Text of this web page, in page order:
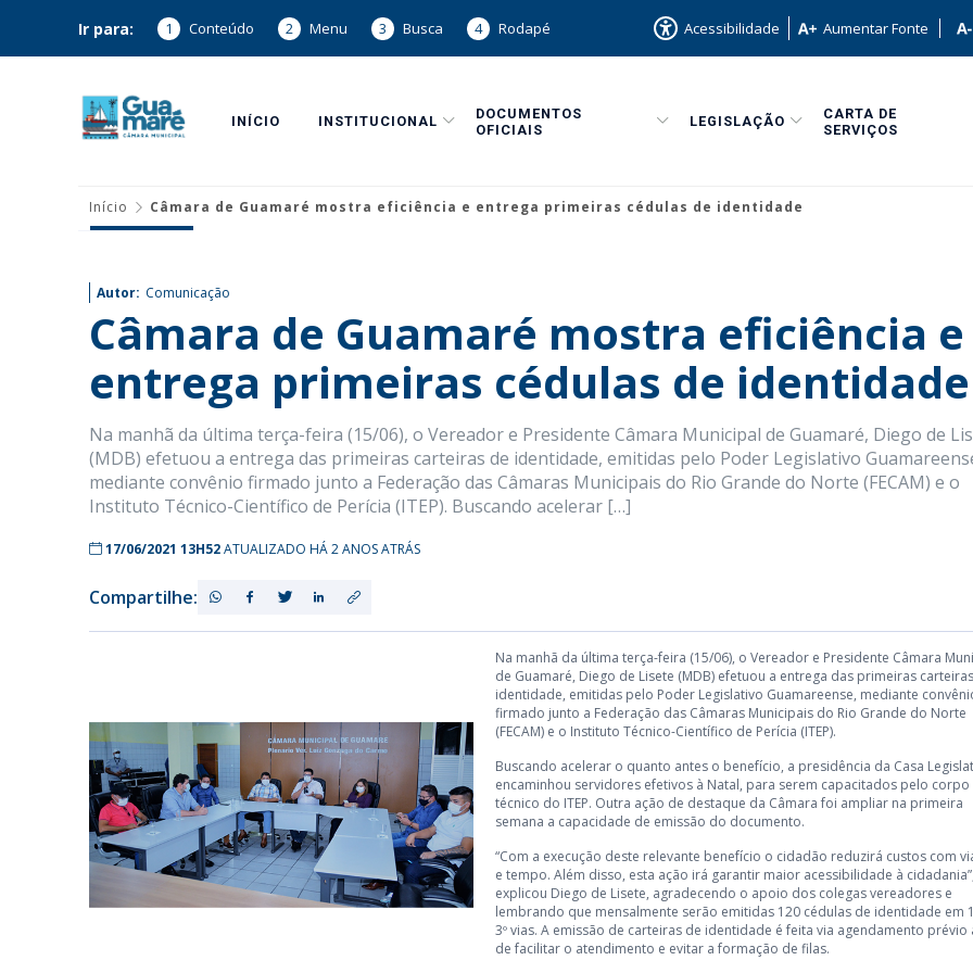
Ir para: 1 Conteúdo 2 Menu 3 Busca 4 Rodapé Acessibilidade Aumentar Fonte
INÍCIO INSTITUCIONAL
DOCUMENTOS
OFICIAIS
LEGISLAÇÃO
CARTA DE
SERVIÇOS
Início Câmara de Guamaré mostra eficiência e entrega primeiras cédulas de identidade
Autor: Comunicação
Câmara de Guamaré mostra eficiência e
entrega primeiras cédulas de identidade
Na manhã da última terça-feira (15/06), o Vereador e Presidente Câmara Municipal de Guamaré, Diego de
(MDB) efetuou a entrega das primeiras carteiras de identidade, emitidas pelo Poder Legislativo
mediante convênio firmado junto a Federação das Câmaras Municipais do Rio Grande do Norte (FECAM) e o
Instituto Técnico-Científico de Perícia (ITEP). Buscando acelerar […]
17/06/2021 13H52ATUALIZADO HÁ 2 ANOS ATRÁS
Compartilhe:
Na manhã da última terça-feira (15/06), o Vereador e Presidente Câmara
de Guamaré, Diego de Lisete (MDB) efetuou a entrega das primeiras
identidade, emitidas pelo Poder Legislativo Guamareense, mediante
firmado junto a Federação das Câmaras Municipais do Rio Grande do Norte
(FECAM) e o Instituto Técnico-Científico de Perícia (ITEP).
Buscando acelerar o quanto antes o benefício, a presidência da Casa
encaminhou servidores efetivos à Natal, para serem capacitados pelo corpo
técnico do ITEP. Outra ação de destaque da Câmara foi ampliar na primeira
semana a capacidade de emissão do documento.
“Com a execução deste relevante benefício o cidadão reduzirá custos com
e tempo. Além disso, esta ação irá garantir maior acessibilidade à
explicou Diego de Lisete, agradecendo o apoio dos colegas vereadores e
lembrando que mensalmente serão emitidas 120 cédulas de identidade em
3º vias. A emissão de carteiras de identidade é feita via agendamento prévio
de facilitar o atendimento e evitar a formação de filas.